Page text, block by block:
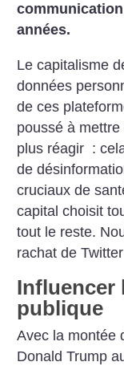
années.
Le capitalisme
données
de ces
poussé à
plus réagir :
de
cruciaux de
capital choisit
tout le reste.
rachat de
Influencer
publique
Avec la montée
Donald Trump